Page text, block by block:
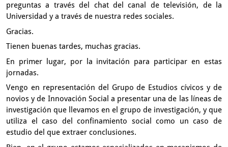
preguntas a través del chat del canal de televisión, de la
Universidad y a través de nuestra redes sociales.
Gracias.
Tienen buenas tardes, muchas gracias.
En primer lugar, por la invitación para participar en estas
jornadas.
Vengo en representación del Grupo de Estudios cívicosy de
novios y de Innovación Social a presentar una de las líneas de
investigación que llevamos en el grupo de investigación, y que
utiliza el caso del confinamiento socialcomo un caso de
estudio del que extraer conclusiones.